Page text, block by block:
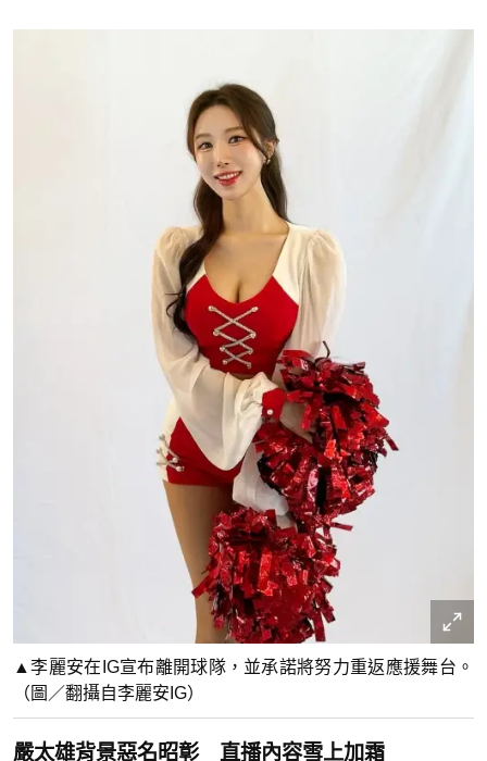
▲李麗安在IG宣布離開球隊，並承諾將努力重返應援舞台。
（圖／翻攝自李麗安IG）
嚴太雄背景惡名昭彰 直播內容雪上加霜